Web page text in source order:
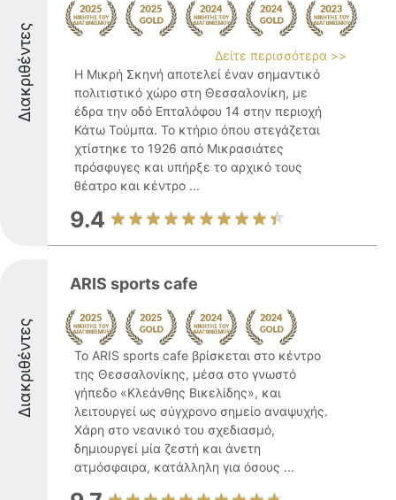
Διακριθέντες
Δείτε περισσότερα >>
Η Μικρή Σκηνή αποτελεί έναν σημαντικό
πολιτιστικό χώρο στη Θεσσαλονίκη, με
έδρα την οδό Επταλόφου 14 στην περιοχή
Κάτω Τούμπα. Το κτήριο όπου στεγάζεται
χτίστηκε το 1926 από Μικρασιάτες
πρόσφυγες και υπήρξε το αρχικό τους
θέατρο και κέντρο ...
9.4
Διακριθέντες
ARIS sports cafe
Το ARIS sports cafe βρίσκεται στο κέντρο
της Θεσσαλονίκης, μέσα στο γνωστό
γήπεδο «Κλεάνθης Βικελίδης», και
λειτουργεί ως σύγχρονο σημείο αναψυχής.
Χάρη στο νεανικό του σχεδιασμό,
δημιουργεί μία ζεστή και άνετη
ατμόσφαιρα, κατάλληλη για όσους ...